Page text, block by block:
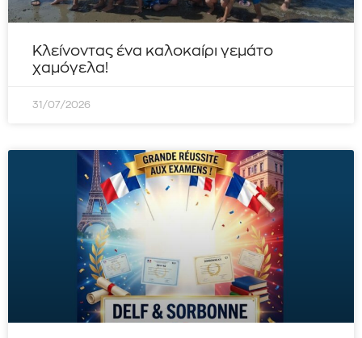
Κλείνοντας ένα καλοκαίρι γεμάτο
χαμόγελα!
31/07/2026